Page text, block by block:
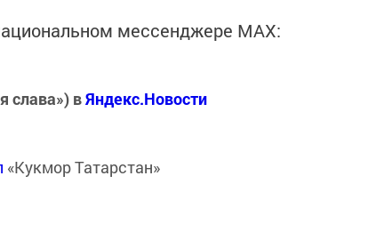
мессенджере MАХ:
слава») вЯндекс.Новости
«Кукмор Татарстан»